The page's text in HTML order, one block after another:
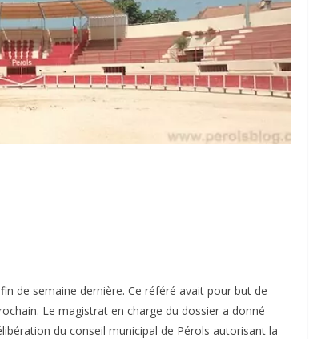
de semaine dernière. Ce référé avait pour but de
Le magistrat en charge du dossier a donné
du conseil municipal de Pérols autorisant la
Bayonne, la corrida des
fêtes en photos
17/07/2026 Tertulias